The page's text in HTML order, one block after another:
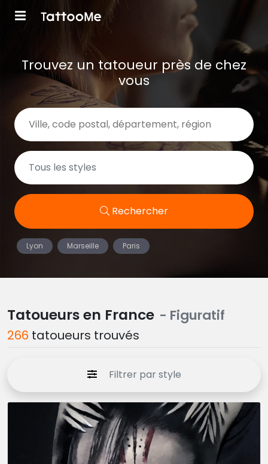
Trouvez un tatoueur près de chez
vous
Rechercher
Lyon Marseille Paris
Tatoueurs en France - Figuratif
266 tatoueurs trouvés
Filtrer par style